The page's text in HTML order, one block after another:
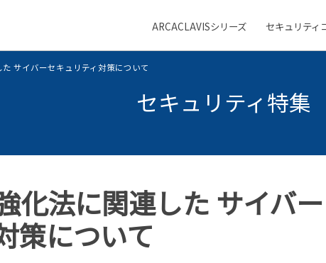
ニ
ュ
ー
ARCACLAVISシリーズ セキュリティ
サイバーセキュリティ対策について
セキュリティ特集
化法に関連した サイバー
策について